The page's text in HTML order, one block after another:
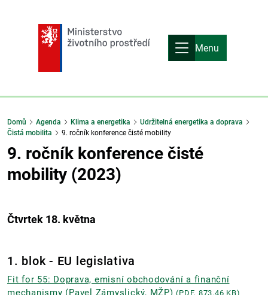
Menu
Domů Agenda Klima a energetika
Udržitelná energetika a doprava
Čistá mobilita
9. ročník konference čisté mobility
9. ročník konference čisté
mobility (2023)
Čtvrtek 18. května
1. blok - EU legislativa
Fit for 55: Doprava, emisní obchodování a finanční
mechanismy (Pavel Zámyslický, MŽP)(PDF, 873.46 KB)